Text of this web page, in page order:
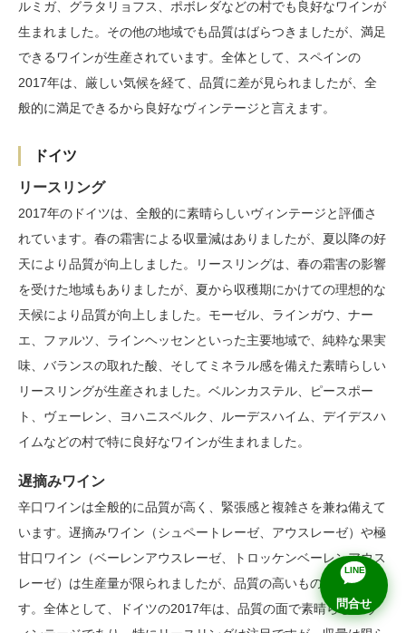
ルミガ、グラタリョフス、ポボレダなどの村でも良好なワインが
生まれました。その他の地域でも品質はばらつきましたが、満足
できるワインが生産されています。全体として、スペインの
2017年は、厳しい気候を経て、品質に差が見られましたが、全
般的に満足できるから良好なヴィンテージと言えます。
ドイツ
リースリング
2017年のドイツは、全般的に素晴らしいヴィンテージと評価さ
れています。春の霜害による収量減はありましたが、夏以降の好
天により品質が向上しました。リースリングは、春の霜害の影響
を受けた地域もありましたが、夏から収穫期にかけての理想的な
天候により品質が向上しました。モーゼル、ラインガウ、ナー
エ、ファルツ、ラインヘッセンといった主要地域で、純粋な果実
味、バランスの取れた酸、そしてミネラル感を備えた素晴らしい
リースリングが生産されました。ベルンカステル、ピースポー
ト、ヴェーレン、ヨハニスベルク、ルーデスハイム、デイデスハ
イムなどの村で特に良好なワインが生まれました。
遅摘みワイン
辛口ワインは全般的に品質が高く、緊張感と複雑さを兼ね備えて
います。遅摘みワイン（シュペートレーゼ、アウスレーゼ）や極
甘口ワイン（ベーレンアウスレーゼ、トロッケンベーレンアウス
レーゼ）は生産量が限られましたが、品質の高いものが見られま
す。全体として、ドイツの2017年は、品質の面で素晴らしいヴ
LINE
問合せ